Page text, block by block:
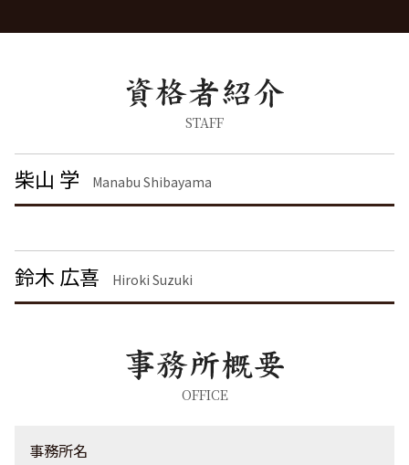
離婚の慰謝料 相場
離婚 慰謝料 財産分与
離婚 慰謝料払わない
浮気 離婚 慰謝料相場
刑事事件 流れ
器物破損 慰謝料
刑事事件 民事事件 違い
脅迫罪 構成要件
痴漢 逮捕 弁護士
暴行罪 慰謝料
暴行罪 構成要件
債権回収 埼玉県 弁護士
企業法務 栃木県 弁護士
不動産トラブル 栃木県 弁護士
労働問題 東京都 弁護士
労働問題 埼玉県 弁護士
企業法務 神奈川県 弁護士
刑事事件 神奈川県 弁護士
不動産トラブル 千葉県 弁護士
不動産トラブル 港区 弁護士
離婚 品川区 弁護士
債権回収 神奈川県 弁護士
離婚 栃木県 弁護士
STAFF
柴山 学 Manabu Shibayama
鈴木 広喜 Hiroki Suzuki
OFFICE
事務所名